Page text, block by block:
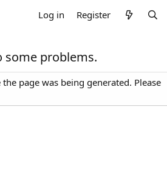
Log in Register
some problems.
page was being generated. Please